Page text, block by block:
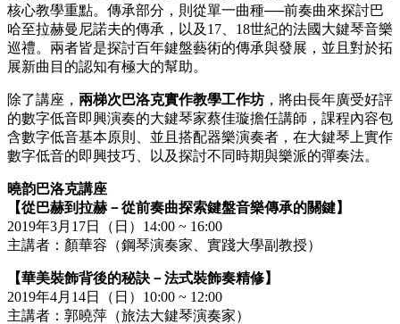
核心教學重點。傳承部分，則從單一曲種──前奏曲來探討巴
哈至拉赫曼尼諾夫的傳承，以及17、18世紀的法國大鍵琴音樂
巡禮。兩者皆是探討百年鍵盤藝術的傳承與發展，並且對於拓
展新曲目的認知有極大的幫助。
除了講座， 兩梯次巴洛克實作教學工作坊 ，將由長年廣受好評
的數字低音即興演奏的大鍵琴家蔡佳璇擔任講師，課程內容包
含數字低音基本原則、並且搭配器樂演奏者，在大鍵琴上實作
數字低音的即興技巧、以及探討不同時期與樂派的彈奏法。
曉韵巴洛克講座
【從巴赫到拉赫－從前奏曲探索鍵盤音樂傳承的關鍵】
2019年3月17日（日）14:00 ~ 16:00
主講者：顏華容（鋼琴演奏家、實踐大學副教授）
【華美裝飾背後的秘訣－法式裝飾奏精修】
2019年4月14日（日）10:00 ~ 12:00
主講者：郭曉萍（旅法大鍵琴演奏家）